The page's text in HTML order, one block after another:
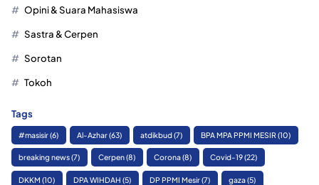
Opini & Suara Mahasiswa
Sastra & Cerpen
Sorotan
Tokoh
Tags
#masisir(6) Al-Azhar(63) atdikbud(7) BPA MPA PPMI MESIR(10)
breaking news(7) Cerpen(8) Corona(8) Covid-19(22)
DKKM (10) DPA WIHDAH (5) DP PPMI Mesir(7) gaza(5)